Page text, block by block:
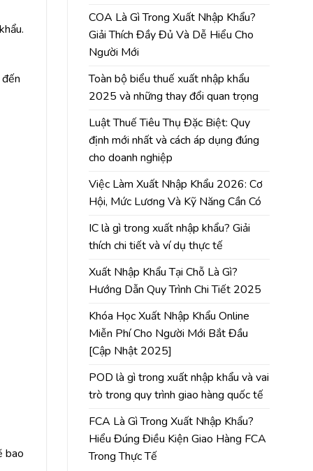
bao
COA Là Gì Trong Xuất Nhập Khẩu?
Giải Thích Đầy Đủ Và Dễ Hiểu Cho
Người Mới
Toàn bộ biểu thuế xuất nhập khẩu
2025 và những thay đổi quan trọng
Luật Thuế Tiêu Thụ Đặc Biệt: Quy
định mới nhất và cách áp dụng đúng
cho doanh nghiệp
Việc Làm Xuất Nhập Khẩu 2026: Cơ
Hội, Mức Lương Và Kỹ Năng Cần Có
IC là gì trong xuất nhập khẩu? Giải
thích chi tiết và ví dụ thực tế
Xuất Nhập Khẩu Tại Chỗ Là Gì?
Hướng Dẫn Quy Trình Chi Tiết 2025
Khóa Học Xuất Nhập Khẩu Online
Miễn Phí Cho Người Mới Bắt Đầu
[Cập Nhật 2025]
POD là gì trong xuất nhập khẩu và vai
trò trong quy trình giao hàng quốc tế
FCA Là Gì Trong Xuất Nhập Khẩu?
Hiểu Đúng Điều Kiện Giao Hàng FCA
Trong Thực Tế